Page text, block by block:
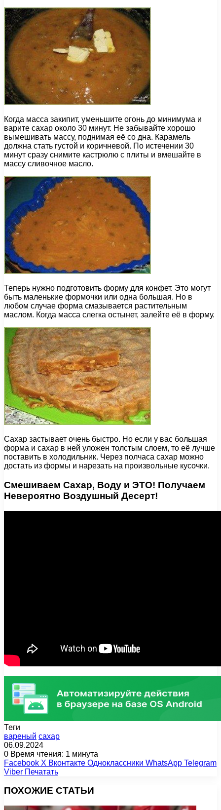
Когда масса закипит, уменьшите огонь до минимума и
варите сахар около 30 минут. Не забывайте хорошо
вымешивать массу, поднимая её со дна. Карамель
должна стать густой и коричневой. По истечении 30
минут сразу снимите кастрюлю с плиты и вмешайте в
массу сливочное масло.
Теперь нужно подготовить форму для конфет. Это могут
быть маленькие формочки или одна большая. Но в
любом случае форма смазывается растительным
маслом. Когда масса слегка остынет, залейте её в форму.
Сахар застывает очень быстро. Но если у вас большая
форма и сахар в ней уложен толстым слоем, то её лучше
поставить в холодильник. Через полчаса сахар можно
достать из формы и нарезать на произвольные кусочки.
Смешиваем Сахар, Воду и ЭТО! Получаем
Невероятно Воздушный Десерт!
Теги
вареный сахар
06.09.2024
0 Время чтения: 1 минута
Facebook X Вконтакте Одноклассники WhatsApp Telegram
Viber Печатать
ПОХОЖИЕ СТАТЬИ